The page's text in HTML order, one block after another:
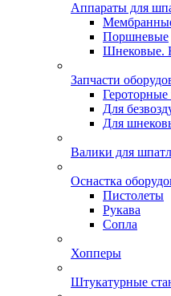
Аппараты для
Поршневые
Шнековые.
Запчасти
Для
Для
Валики для
Оснастка
Пистолеты
Рукава
Сопла
Хопперы
Штукатурные